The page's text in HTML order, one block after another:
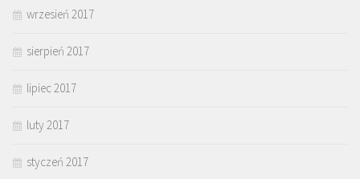
wrzesień 2017
sierpień 2017
lipiec 2017
luty 2017
styczeń 2017